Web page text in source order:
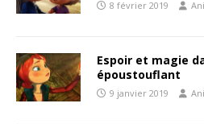
8 février 2019
Espoir et magie
époustouflant
9 janvier 2019